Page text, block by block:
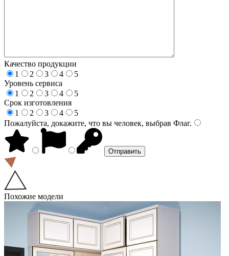
Качество продукции
1
2 3 4
5
Уровень сервиса
1
2 3 4
5
Срок изготовления
1
2 3 4
5
Пожалуйста, докажите, что вы человек, выбрав Флаг.
Похожие модели